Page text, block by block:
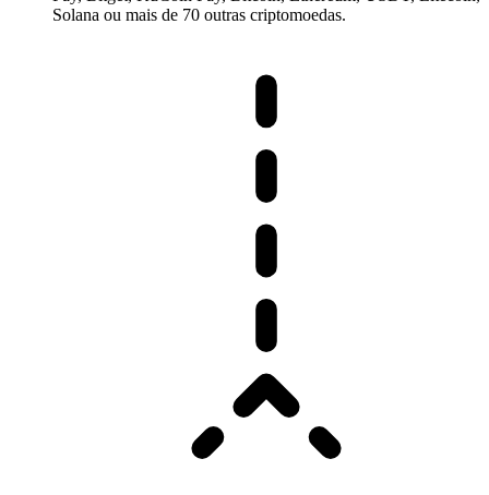
Solana ou mais de 70 outras criptomoedas.